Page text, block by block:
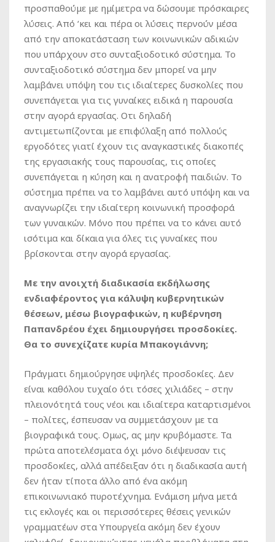
προσπαθούμε με ημίμετρα να δώσουμε πρόσκαιρες
λύσεις. Από ‘κει και πέρα οι λύσεις περνούν μέσα
από την αποκατάσταση των κοινωνικών αδικιών
που υπάρχουν στο συνταξιοδοτικό σύστημα. Το
συνταξιοδοτικό σύστημα δεν μπορεί να μην
λαμβάνει υπόψη του τις ιδιαίτερες δυσκολίες που
συνεπάγεται για τις γυναίκες ειδικά η παρουσία
στην αγορά εργασίας. Οτι δηλαδή
αντιμετωπίζονται με επιφύλαξη από πολλούς
εργοδότες γιατί έχουν τις αναγκαστικές διακοπές
της εργασιακής τους παρουσίας, τις οποίες
συνεπάγεται η κύηση και η ανατροφή παιδιών. Το
σύστημα πρέπει να το λαμβάνει αυτό υπόψη και να
αναγνωρίζει την ιδιαίτερη κοινωνική προσφορά
των γυναικών. Μόνο που πρέπει να το κάνει αυτό
ισότιμα και δίκαια για όλες τις γυναίκες που
βρίσκονται στην αγορά εργασίας.
Με την ανοιχτή διαδικασία εκδήλωσης
ενδιαφέροντος για κάλυψη κυβερνητικών
θέσεων, μέσω βιογραφικών, η κυβέρνηση
Παπανδρέου έχει δημιουργήσει προσδοκίες.
Θα το συνεχίζατε κυρία Μπακογιάννη;
Πράγματι δημιούργησε υψηλές προσδοκίες. Δεν
είναι καθόλου τυχαίο ότι τόσες χιλιάδες – στην
πλειονότητά τους νέοι και ιδιαίτερα καταρτισμένοι
– πολίτες, έσπευσαν να συμμετάσχουν με τα
βιογραφικά τους. Ομως, ας μην κρυβόμαστε. Τα
πρώτα αποτελέσματα όχι μόνο διέψευσαν τις
προσδοκίες, αλλά απέδειξαν ότι η διαδικασία αυτή
δεν ήταν τίποτα άλλο από ένα ακόμη
επικοινωνιακό πυροτέχνημα. Ενάμιση μήνα μετά
τις εκλογές και οι περισσότερες θέσεις γενικών
γραμματέων στα Υπουργεία ακόμη δεν έχουν